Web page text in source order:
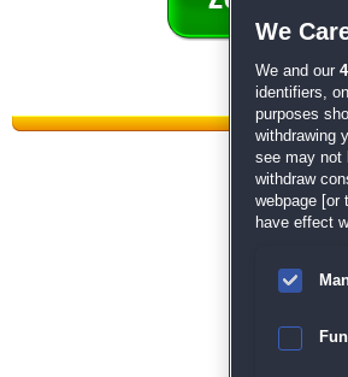
We
We and our
identifiers,
purposes
withdrawing
see may not
withdraw
webpage [or
have effect